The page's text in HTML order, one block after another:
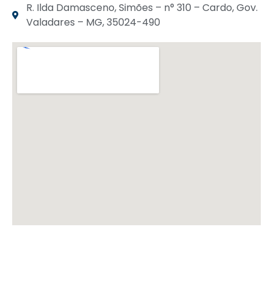
R. Ilda Damasceno, Simões – n° 310 – Cardo, Gov.
Valadares – MG, 35024-490